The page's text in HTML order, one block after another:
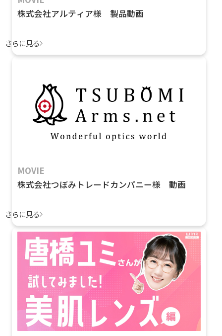
株式会社アルティア様 製品動画
さらに見る
MOVIE
株式会社つぼみトレードカンパニー様 動画
さらに見る